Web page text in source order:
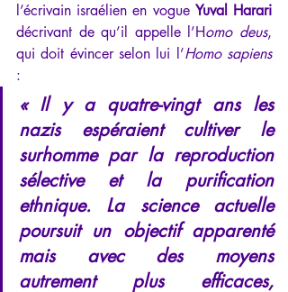
l’écrivain israélien en vogue Yuval Harari
décrivant de qu’il appelle l’Homo deus,
qui doit évincer selon lui l’Homo sapiens
:
« Il y a quatre-vingt ans les
nazis espéraient cultiver le
surhomme par la reproduction
sélective et la purification
ethnique. La science actuelle
poursuit un objectif apparenté
mais avec des moyens
autrement plus efficaces,